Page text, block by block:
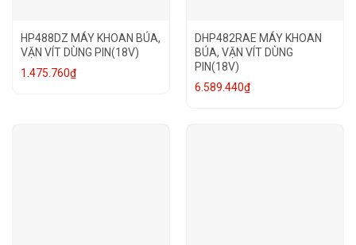
HP488DZ MÁY KHOAN BÚA,
VẶN VÍT DÙNG PIN(18V)
1.475.760₫
DHP482RAE MÁY KHOAN
BÚA, VẶN VÍT DÙNG
PIN(18V)
6.589.440₫